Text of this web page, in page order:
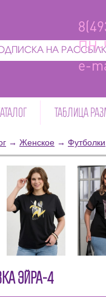
НА
ПН-
e-
ТАБЛИЦА
→ Женское →
ЭЙРА-4